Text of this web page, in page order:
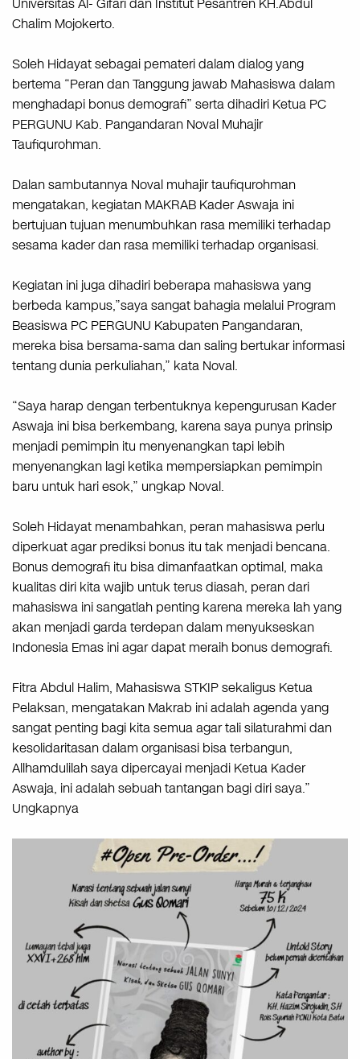
Chalim Mojokerto.
Soleh Hidayat sebagai pemateri dalam dialog yang
bertema “Peran dan Tanggung jawab Mahasiswa dalam
menghadapi bonus demografi” serta dihadiri Ketua PC
PERGUNU Kab. Pangandaran Noval Muhajir
Taufiqurohman.
Dalan sambutannya Noval muhajir taufiqurohman
mengatakan, kegiatan MAKRAB Kader Aswaja ini
bertujuan tujuan menumbuhkan rasa memiliki terhadap
sesama kader dan rasa memiliki terhadap organisasi.
Kegiatan ini juga dihadiri beberapa mahasiswa yang
berbeda kampus,”saya sangat bahagia melalui Program
Beasiswa PC PERGUNU Kabupaten Pangandaran,
mereka bisa bersama-sama dan saling bertukar informasi
tentang dunia perkuliahan,” kata Noval.
“Saya harap dengan terbentuknya kepengurusan Kader
Aswaja ini bisa berkembang, karena saya punya prinsip
menjadi pemimpin itu menyenangkan tapi lebih
menyenangkan lagi ketika mempersiapkan pemimpin
baru untuk hari esok,” ungkap Noval.
Soleh Hidayat menambahkan, peran mahasiswa perlu
diperkuat agar prediksi bonus itu tak menjadi bencana.
Bonus demografi itu bisa dimanfaatkan optimal, maka
kualitas diri kita wajib untuk terus diasah, peran dari
mahasiswa ini sangatlah penting karena mereka lah yang
akan menjadi garda terdepan dalam menyukseskan
Indonesia Emas ini agar dapat meraih bonus demografi.
Fitra Abdul Halim, Mahasiswa STKIP sekaligus Ketua
Pelaksan, mengatakan Makrab ini adalah agenda yang
sangat penting bagi kita semua agar tali silaturahmi dan
kesolidaritasan dalam organisasi bisa terbangun,
Allhamdulilah saya dipercayai menjadi Ketua Kader
Aswaja, ini adalah sebuah tantangan bagi diri saya.”
Ungkapnya